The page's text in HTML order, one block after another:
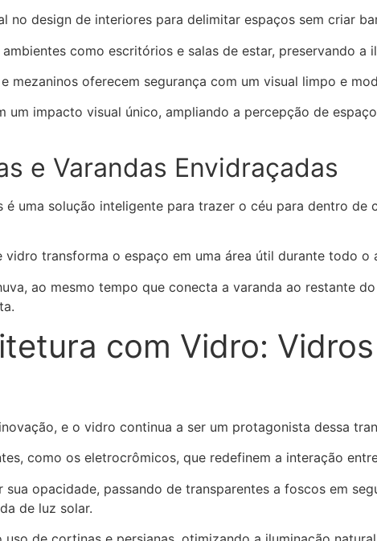
no design de interiores para delimitar espaços sem criar
como escritórios e salas de estar, preservando a
mezaninos oferecem segurança com um visual limpo e
um impacto visual único, ampliando a percepção de
e Varandas Envidraçadas
uma solução inteligente para trazer o céu para dentro de
transforma o espaço em uma área útil durante todo o
ao mesmo tempo que conecta a varanda ao restante
com Vidro:
e o vidro continua a ser um protagonista dessa
como os eletrocrômicos, que redefinem a interação
opacidade, passando de transparentes a foscos em
de luz solar.